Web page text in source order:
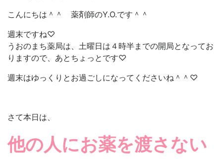
こんにちは＾＾ 薬剤師のY.O.です＾＾
週末ですね♡
うおのまち薬局は、土曜日は４時半までの開局となってお
りますので、あとちょっとです♡
週末はゆっくりとお過ごしになってくださいね＾＾♡
さて本日は、
他の人にお薬を渡さない